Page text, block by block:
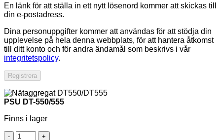
En länk för att ställa in ett nytt lösenord kommer att skickas till
din e-postadress.
Dina personuppgifter kommer att användas för att stödja din
upplevelse på hela denna webbplats, för att hantera åtkomst
till ditt konto och för andra ändamål som beskrivs i vår
integritetspolicy.
Registrera
PSU DT-550/555
Finns i lager
PSU